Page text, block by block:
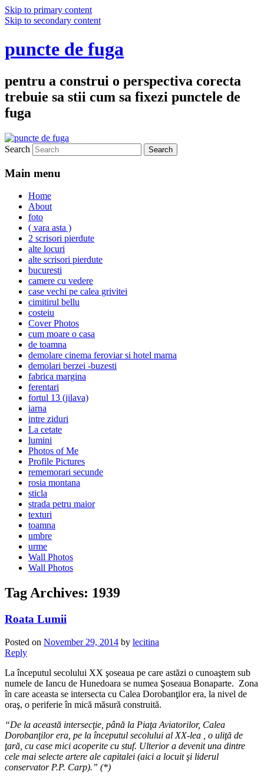
Skip to primary content
Skip to secondary content
puncte de fuga
pentru a construi o perspectiva corecta
trebuie sa stii cum sa fixezi punctele de
fuga
Search
Main menu
Home
About
foto
( vara asta )
2 scrisori pierdute
alte locuri
alte scrisori pierdute
bucuresti
camere cu vedere
case vechi pe calea grivitei
cimitirul bellu
costeiu
Cover Photos
cum moare o casa
de toamna
demolare cinema feroviar si hotel marna
demolari berzei -buzesti
fabrica margina
ferentari
fortul 13 (jilava)
iarna
intre ziduri
La cetate
lumini
Photos of Me
Profile Pictures
rememorari secunde
rosia montana
sticla
strada petru maior
texturi
toamna
umbre
urme
Wall Photos
Wall Photos
Tag Archives: 1939
Roata Lumii
Posted on November 29, 2014 by lecitina
Reply
La începutul secolului XX şoseaua pe care astăzi o cunoaştem sub
numele de Iancu de Hunedoara se numea Şoseaua Bonaparte. Zona
în care aceasta se intersecta cu Calea Dorobanţilor era, la nivel de
oraş, o periferie în mică măsură construită.
“De la această intersecţie, până la Piaţa Aviatorilor, Calea
Dorobanţilor era, pe la începutul secolului al XX-lea , o uliţă de
ţară, cu case mici acoperite cu stuf. Ulterior a devenit una dintre
cele mai selecte artere ale capitalei (aici a locuit şi liderul
conservator P.P. Carp).” (*)